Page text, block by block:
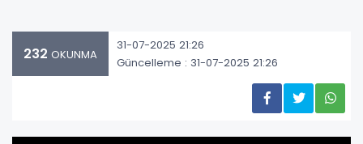
232 OKUNMA
31-07-2025 21:26
Güncelleme : 31-07-2025 21:26